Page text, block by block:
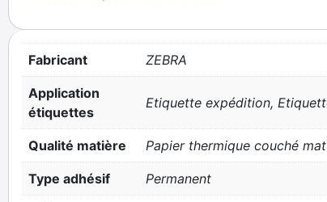
Fabricant ZEBRA
Application
étiquettes
Etiquette expédition,
Qualité matière Papier thermique couché mat
Type adhésif Permanent